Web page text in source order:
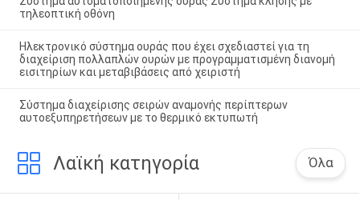
τηλεοπτική οθόνη
Ηλεκτρονικό σύστημα ουράς που έχει σχεδιαστεί για τη
διαχείριση πολλαπλών ουρών με προγραμματισμένη διανομή
εισιτηρίων και μεταβιβάσεις από χειριστή
Σύστημα διαχείρισης σειρών αναμονής περίπτερων
αυτοεξυπηρετήσεων με το θερμικό εκτυπωτή
Λαϊκή κατηγορία Όλα